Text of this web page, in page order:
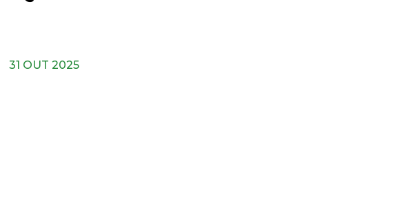
31 OUT 2025